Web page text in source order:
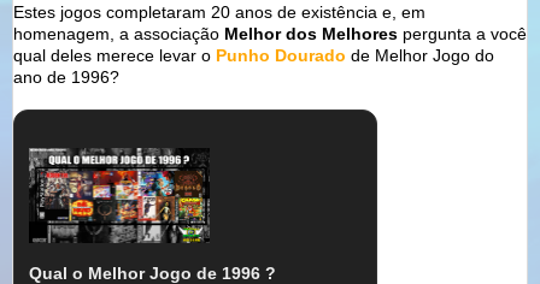
Estes jogos completaram 20 anos de existência e, em
homenagem, a associação Melhor dos Melhores pergunta a você
qual deles merece levar o Punho Dourado de Melhor Jogo do
ano de 1996?
Qual o Melhor Jogo de 1996 ?